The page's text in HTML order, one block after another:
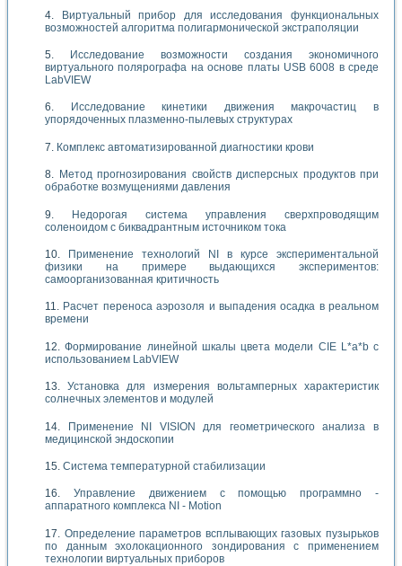
Виртуальный прибор для исследования функциональных
возможностей алгоритма полигармонической экстраполяции
Исследование возможности создания экономичного
виртуального полярографа на основе платы USB 6008 в среде
LabVIEW
Исследование кинетики движения макрочастиц в
упорядоченных плазменно-пылевых структурах
Комплекс автоматизированной диагностики крови
Метод прогнозирования свойств дисперсных продуктов при
обработке возмущениями давления
Недорогая система управления сверхпроводящим
соленоидом с биквадрантным источником тока
Применение технологий NI в курсе экспериментальной
физики на примере выдающихся экспериментов:
самоорганизованная критичность
Расчет переноса аэрозоля и выпадения осадка в реальном
времени
Формирование линейной шкалы цвета модели CIE L*a*b с
использованием LabVIEW
Установка для измерения вольтамперных характеристик
солнечных элементов и модулей
Применение NI VISION для геометрического анализа в
медицинской эндоскопии
Система температурной стабилизации
Управление движением с помощью программно -
аппаратного комплекса NI - Motion
Определение параметров всплывающих газовых пузырьков
по данным эхолокационного зондирования с применением
технологии виртуальных приборов